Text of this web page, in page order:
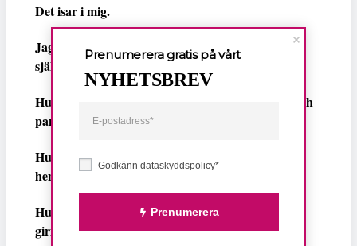
Det isar i mig.
Jag tänker på de pridesomrar i Stockholm då jag
själv var 26, 27 och 28.
Hur jag hastade mellan föreläsningar och fester och
panelsamtal.
Hur jag kastade i mig mat i färdtjänstbilar på väg
hem för att byta om.
Hur jag bara hade shorts och kängor på mig och
girigt slet upp hennes nätstrumpbyxor medan
Godkänn dataskyddspolicy*
Prenumerera
Prenumerera gratis på vårt
NYHETSBREV